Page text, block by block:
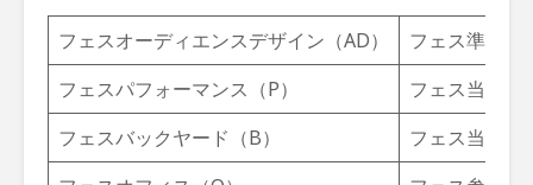
フェスオーディエンスデザイン（AD）
フェス準備期
フェスパフォーマンス（P）
フェス当日の
フェスバックヤード（B）
フェス当日の